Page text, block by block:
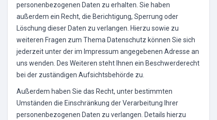
personenbezogenen Daten zu erhalten. Sie haben
außerdem ein Recht, die Berichtigung, Sperrung oder
Löschung dieser Daten zu verlangen. Hierzu sowie zu
weiteren Fragen zum Thema Datenschutz können Sie sich
jederzeit unter der im Impressum angegebenen Adresse an
uns wenden. Des Weiteren steht Ihnen ein Beschwerderecht
bei der zuständigen Aufsichtsbehörde zu.
Außerdem haben Sie das Recht, unter bestimmten
Umständen die Einschränkung der Verarbeitung Ihrer
personenbezogenen Daten zu verlangen. Details hierzu